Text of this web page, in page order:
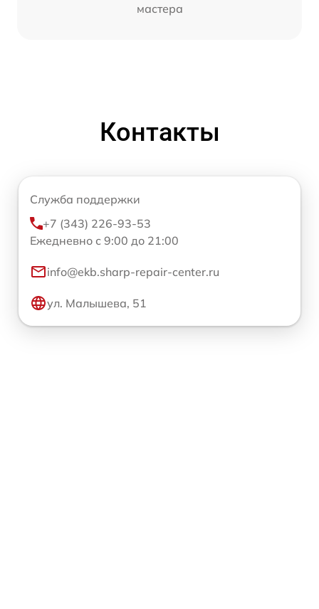
мастера
Контакты
Служба поддержки
+7 (343) 226-93-53
Ежедневно с 9:00 до 21:00
info@ekb.sharp-repair-center.ru
ул. Малышева, 51